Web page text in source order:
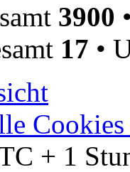
3900
17 •
Cookies
+ 1